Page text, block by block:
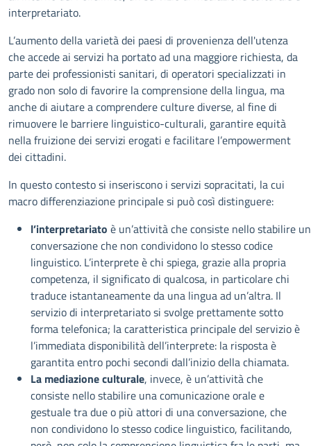
interpretariato.
L’aumento della varietà dei paesi di provenienza dell'utenza
che accede ai servizi ha portato ad una maggiore richiesta, da
parte dei professionisti sanitari, di operatori specializzati in
grado non solo di favorire la comprensione della lingua, ma
anche di aiutare a comprendere culture diverse, al fine di
rimuovere le barriere linguistico-culturali, garantire equità
nella fruizione dei servizi erogati e facilitare l’empowerment
dei cittadini.
In questo contesto si inseriscono i servizi sopracitati, la cui
macro differenziazione principale si può così distinguere:
l’interpretariato è un’attività che consiste nello stabilire
conversazione che non condividono lo stesso codice
linguistico. L’interprete è chi spiega, grazie alla propria
competenza, il significato di qualcosa, in particolare chi
traduce istantaneamente da una lingua ad un’altra. Il
servizio di interpretariato si svolge prettamente sotto
forma telefonica; la caratteristica principale del servizio è
l’immediata disponibilità dell’interprete: la risposta è
garantita entro pochi secondi dall’inizio della chiamata.
La mediazione culturale, invece, è un’attività che
consiste nello stabilire una comunicazione orale e
gestuale tra due o più attori di una conversazione, che
non condividono lo stesso codice linguistico, facilitando,